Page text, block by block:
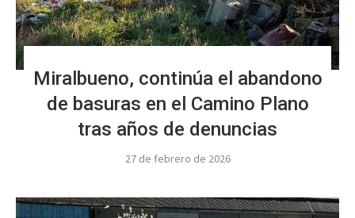
Miralbueno, continúa el abandono
de basuras en el Camino Plano
tras años de denuncias
27 de febrero de 2026